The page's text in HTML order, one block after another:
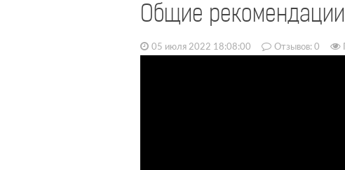
Общие
05 июля 2022 18:08:00 Отзывов: 0